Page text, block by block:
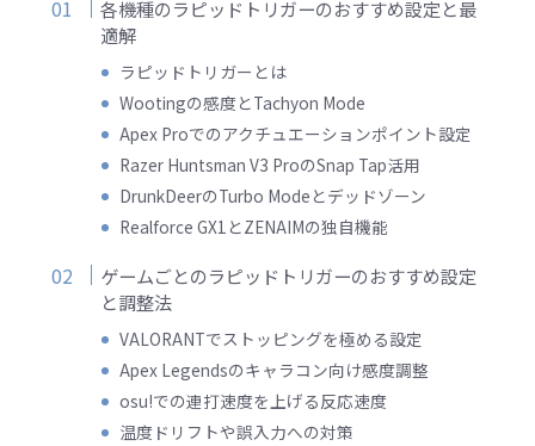
各機種のラピッドトリガーのおすすめ設定と最
適解
ラピッドトリガーとは
Wootingの感度とTachyon Mode
Apex Proでのアクチュエーションポイント設定
Razer Huntsman V3 ProのSnap Tap活用
DrunkDeerのTurbo Modeとデッドゾーン
Realforce GX1とZENAIMの独自機能
ゲームごとのラピッドトリガーのおすすめ設定
と調整法
VALORANTでストッピングを極める設定
Apex Legendsのキャラコン向け感度調整
osu!での連打速度を上げる反応速度
温度ドリフトや誤入力への対策